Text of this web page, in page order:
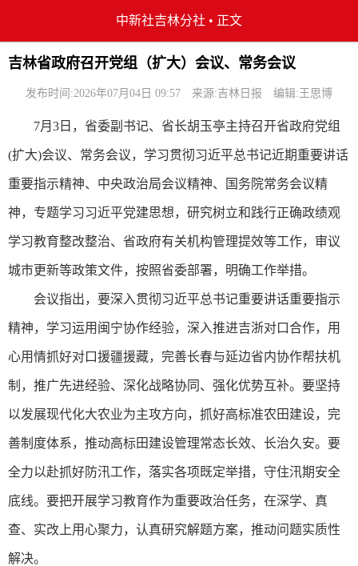
中新社吉林分社 • 正文
吉林省政府召开党组（扩大）会议、常务会议
发布时间:2026年07月04日 09:57 来源:吉林日报 编辑:王思博
7月3日，省委副书记、省长胡玉亭主持召开省政府党组
(扩大)会议、常务会议，学习贯彻习近平总书记近期重要讲话
重要指示精神、中央政治局会议精神、国务院常务会议精
神，专题学习习近平党建思想，研究树立和践行正确政绩观
学习教育整改整治、省政府有关机构管理提效等工作，审议
城市更新等政策文件，按照省委部署，明确工作举措。
会议指出，要深入贯彻习近平总书记重要讲话重要指示
精神，学习运用闽宁协作经验，深入推进吉浙对口合作，用
心用情抓好对口援疆援藏，完善长春与延边省内协作帮扶机
制，推广先进经验、深化战略协同、强化优势互补。要坚持
以发展现代化大农业为主攻方向，抓好高标准农田建设，完
善制度体系，推动高标田建设管理常态长效、长治久安。要
全力以赴抓好防汛工作，落实各项既定举措，守住汛期安全
底线。要把开展学习教育作为重要政治任务，在深学、真
查、实改上用心聚力，认真研究解题方案，推动问题实质性
解决。